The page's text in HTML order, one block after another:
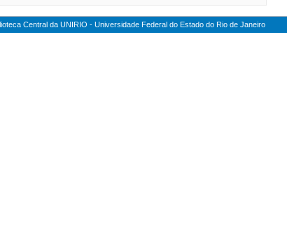
Central da UNIRIO - Universidade Federal do Estado do Rio de Janeiro